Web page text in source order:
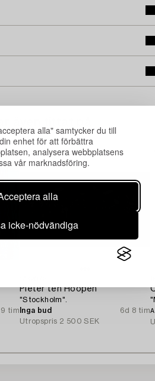
alla" samtycker du till
enhet för att förbättra
analysera webbplatsens
vår marknadsföring.
alla
icke-nödvändiga
tim
Pieter ten Hoopen
"Stockholm".
Inga bud
6d 8 tim
Utropspris 2 500 SEK